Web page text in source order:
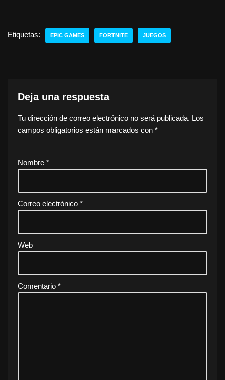
Etiquetas: EPIC GAMES FORTNITE JUEGOS
Deja una respuesta
Tu dirección de correo electrónico no será publicada. Los
campos obligatorios están marcados con *
Nombre *
Correo electrónico *
Web
Comentario *